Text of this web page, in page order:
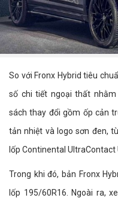
So với Fronx Hybrid tiêu
số chi tiết ngoại thất
sách thay đổi gồm ốp cản
tản nhiệt và logo sơn đen,
lốp Continental
Trong khi đó, bản Fronx
lốp 195/60R16. Ngoài ra,